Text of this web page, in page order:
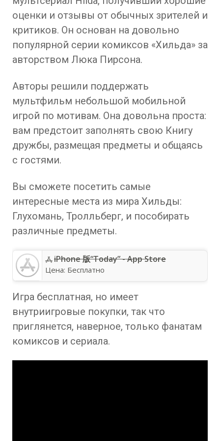
оценки и отзывы от обычных зрителей и
критиков. Он основан на довольно
популярной серии комиксов «Хильда» за
авторством Люка Пирсона.
Авторы решили поддержать
мультфильм небольшой мобильной
игрой по мотивам. Она довольна проста:
вам предстоит заполнять свою Книгу
дружбы, размещая предметы и общаясь
с гостями.
Вы сможете посетить самые
интересные места из мира Хильды:
Глухомань, Тролльберг, и пособирать
различные предметы.
iPhone 版“Today” - App Store
Цена: Бесплатно
Игра бесплатная, но имеет
внутриигровые покупки, так что
приглянется, наверное, только фанатам
комиксов и сериала.